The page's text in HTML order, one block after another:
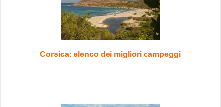
Corsica: elenco dei migliori campeggi